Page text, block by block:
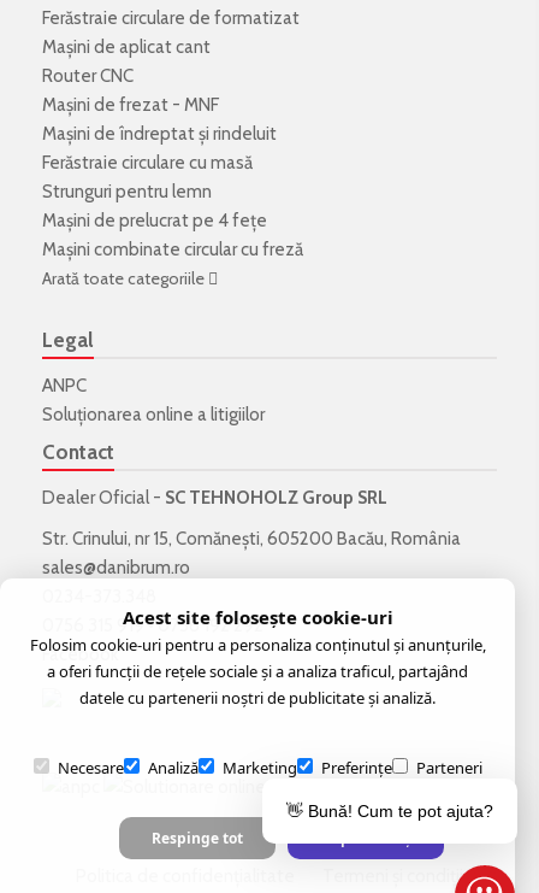
Ferăstraie circulare de formatizat
Mașini de aplicat cant
Router CNC
Mașini de frezat - MNF
Mașini de îndreptat și rindeluit
Ferăstraie circulare cu masă
Strunguri pentru lemn
Mașini de prelucrat pe 4 fețe
Mașini combinate circular cu freză
Arată toate categoriile
Legal
ANPC
Soluționarea online a litigiilor
Contact
Dealer Oficial - SC TEHNOHOLZ Group SRL
Str. Crinului, nr 15, Comănești, 605200 Bacău, România
sales@danibrum.ro
0756 315 919•0756 192 292
Facebook
Termeni şi condiţii
👋 Bună! Cum te pot ajuta?
Acest site folosește cookie-uri
Folosim cookie-uri pentru a personaliza conținutul și anunțurile,
a oferi funcții de rețele sociale și a analiza traficul, partajând
datele cu partenerii noștri de publicitate și analiză.
Necesare Analiză Marketing Preferințe Parteneri
Respinge tot